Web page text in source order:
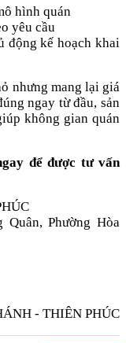
hình quán
yêu cầu
động kế hoạch khai
nhưng mang lại giá
ngay từ đầu, sản
không gian quán
để được tư vấn
Phường Hòa
- THIÊN PHÚC